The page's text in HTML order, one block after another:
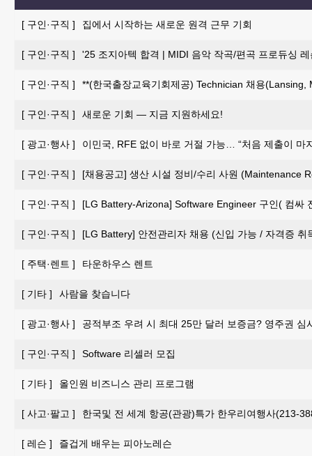
[ 구인·구직 ] 집에서 시작하는 새로운 원격 근무 기회
[ 구인·구직 ] '25 조지아텍 합격 | MIDI 음악 작곡/편곡 프로듀싱 레
[ 구인·구직 ] **(한국출장교육기회제공) Technician 채용(Lansing,
[ 구인·구직 ] 새로운 기회 — 지금 지원하세요!
[ 광고·행사 ] 이민국, RFE 없이 바로 거절 가능… “처음 제출이 마
[ 구인·구직 ] [채용공고] 생산 시설 정비/수리 사원 (Maintenance
[ 구인·구직 ] [LG Battery-Arizona] Software Engineer 구인( 컴싸
[ 구인·구직 ] [LG Battery] 안전관리자 채용 (신입 가능 / 자격증 취
[ 주택·렌트 ] 타운하우스 렌트
[ 기타 ] 사람을 찾습니다
[ 광고·행사 ] 공적부조 우려 시 최대 25만 달러 보증금? 영주권 심
[ 구인·구직 ] Software 리셀러 모집
[ 기타 ] 올인원 비즈니스 관리 프로그램
[ 사고·팔고 ] 한국및 전 세계 항공(관광)특가 한우리여행사(213-
[ 레슨 ] 즐겁게 배우는 피아노레슨